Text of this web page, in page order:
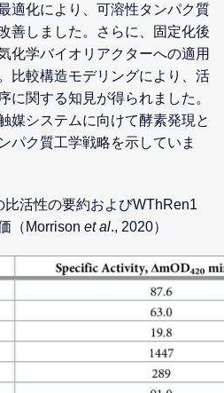
適化により、可溶性タンパク質
善しました。さらに、固定化後
化学バイオリアクターへの適用
比較構造モデリングにより、活
に関する知見が得られました。
媒システムに向けて酵素発現と
パク質工学戦略を示していま
活性の要約およびWThRen1
（Morrison et al., 2020）